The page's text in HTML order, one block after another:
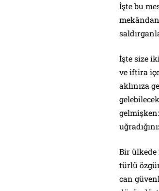
İşte bu
İşte size
ve iftira
aklınıza
Bir ülkede
türlü
can